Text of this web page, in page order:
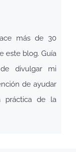
más de 30
este blog. Guía
divulgar mi
de ayudar
práctica de la